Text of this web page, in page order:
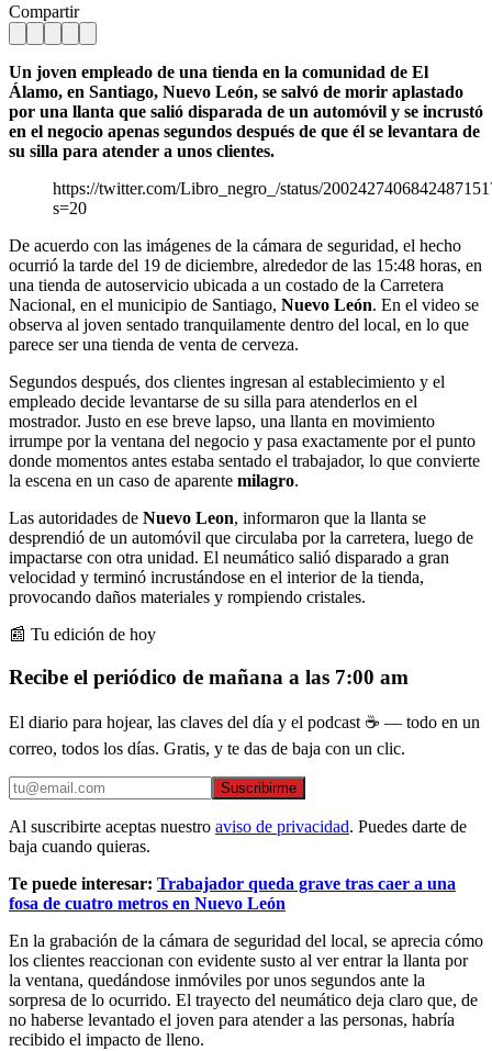
Compartir
Un joven empleado de una tienda en la comunidad de El
Álamo, en Santiago, Nuevo León, se salvó de morir aplastado
por una llanta que salió disparada de un automóvil y se incrustó
en el negocio apenas segundos después de que él se levantara de
su silla para atender a unos clientes.
https://twitter.com/Libro_negro_/status/
s=20
De acuerdo con las imágenes de la cámara de seguridad, el hecho
ocurrió la tarde del 19 de diciembre, alrededor de las 15:48 horas, en
una tienda de autoservicio ubicada a un costado de la Carretera
Nacional, en el municipio de Santiago, Nuevo León. En el video se
observa al joven sentado tranquilamente dentro del local, en lo que
parece ser una tienda de venta de cerveza.
Segundos después, dos clientes ingresan al establecimiento y el
empleado decide levantarse de su silla para atenderlos en el
mostrador. Justo en ese breve lapso, una llanta en movimiento
irrumpe por la ventana del negocio y pasa exactamente por el punto
donde momentos antes estaba sentado el trabajador, lo que convierte
la escena en un caso de aparente milagro.
Las autoridades de Nuevo Leon, informaron que la llanta se
desprendió de un automóvil que circulaba por la carretera, luego de
impactarse con otra unidad. El neumático salió disparado a gran
velocidad y terminó incrustándose en el interior de la tienda,
provocando daños materiales y rompiendo cristales.
📰 Tu edición de hoy
Recibe el periódico de mañana a las 7:00 am
El diario para hojear, las claves del día y el podcast ☕ — todo en un
correo, todos los días. Gratis, y te das de baja con un clic.
Suscribirme
Al suscribirte aceptas nuestro aviso de privacidad. Puedes darte de
baja cuando quieras.
​Te puede interesar: Trabajador queda grave tras caer a una
fosa de cuatro metros en Nuevo León
En la grabación de la cámara de seguridad del local, se aprecia cómo
los clientes reaccionan con evidente susto al ver entrar la llanta por
la ventana, quedándose inmóviles por unos segundos ante la
sorpresa de lo ocurrido. El trayecto del neumático deja claro que, de
no haberse levantado el joven para atender a las personas, habría
recibido el impacto de lleno.